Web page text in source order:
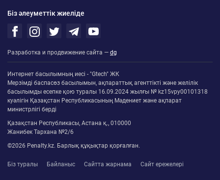
Біз әлеуметтік жиеліде
Разработка и продвижение сайта — dg
Интернет басылымның иесі - "Gtech" ЖК
Мерзімді баспасөз басылымын, ақпараттық агенттікті және желілік
басылымды есепке қою туралы 16.09.2024 жылғы № kz15vpy00101318
куәлігін Қазақстан Республикасының Мәдениет және ақпарат
министрлігі берді
Қазақстан Республикасы, Астана қ., 010000
Жанибек Тархана №2/6
©2026 Penalty.kz. Барлық құқықтар қорғалған.
Біз туралы Байланыс Сайтта жарнама Сайт ережелері